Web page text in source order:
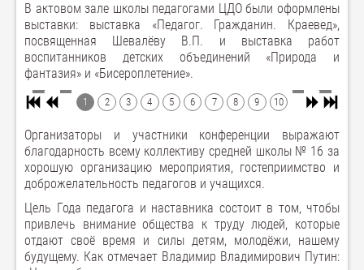
В актовом зале школы педагогами ЦДО были оформлены
выставки: выставка «Педагог. Гражданин. Краевед»,
посвященная Шевалёву В.П. и выставка работ
воспитанников детских объединений «Природа и
фантазия» и «Бисероплетение».
1 2 3 4 5 6 7 8 9 10
Организаторы и участники конференции выражают
благодарность всему коллективу средней школы № 16 за
хорошую организацию мероприятия, гостеприимство и
доброжелательность педагогов и учащихся.
Цель Года педагога и наставника состоит в том, чтобы
привлечь внимание общества к труду людей, которые
отдают своё время и силы детям, молодёжи, нашему
будущему. Как отмечает Владимир Владимирович Путин: